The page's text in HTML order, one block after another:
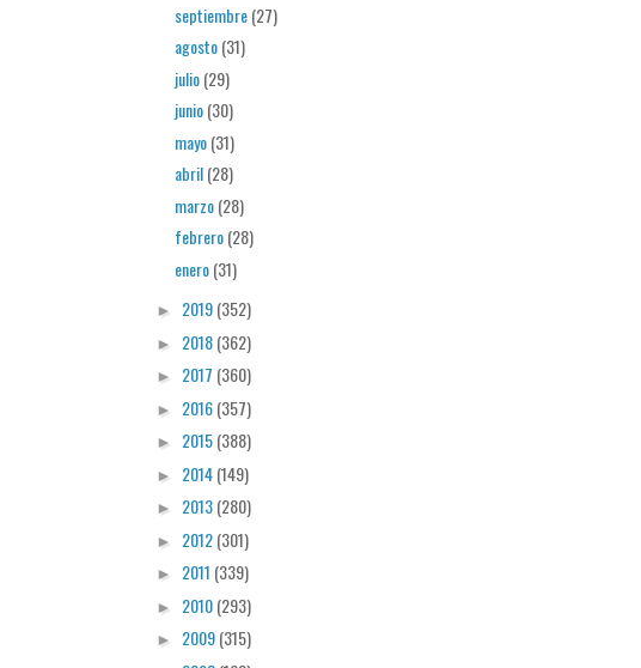
septiembre(27)
agosto(31)
julio(29)
junio(30)
mayo(31)
abril(28)
marzo(28)
febrero(28)
enero(31)
► 2019(352)
► 2018(362)
► 2017 (360)
► 2016(357)
► 2015(388)
► 2014(149)
► 2013(280)
► 2012(301)
► 2011 (339)
► 2010(293)
► 2009(315)